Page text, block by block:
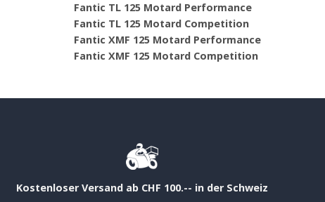
Fantic TL 125 Motard Performance
Fantic TL 125 Motard Competition
Fantic XMF 125 Motard Performance
Fantic XMF 125 Motard Competition
Kostenloser Versand ab CHF 100.-- in der Schweiz